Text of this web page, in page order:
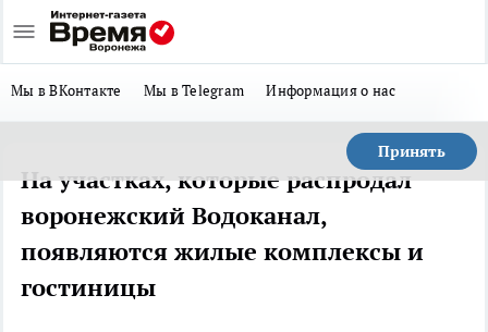
Мы в ВКонтакте Мы в Telegram Информация о нас
Принять
На участках, которые распродал
воронежский Водоканал,
появляются жилые комплексы и
гостиницы